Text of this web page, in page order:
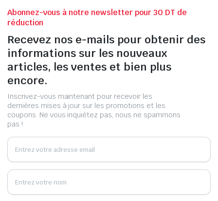
Abonnez-vous à notre newsletter pour 30 DT de
réduction
Recevez nos e-mails pour obtenir des
informations sur les nouveaux
articles, les ventes et bien plus
encore.
Inscrivez-vous maintenant pour recevoir les
dernières mises à jour sur les promotions et les
coupons. Ne vous inquiétez pas, nous ne spammons
pas !